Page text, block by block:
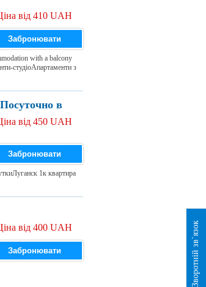
від 410 UAH
Забронювати
with a balcony
студіоАпартаменти з
в
від 450 UAH
Забронювати
1к квартира
від 400 UAH
Забронювати Зворотній зв`язок